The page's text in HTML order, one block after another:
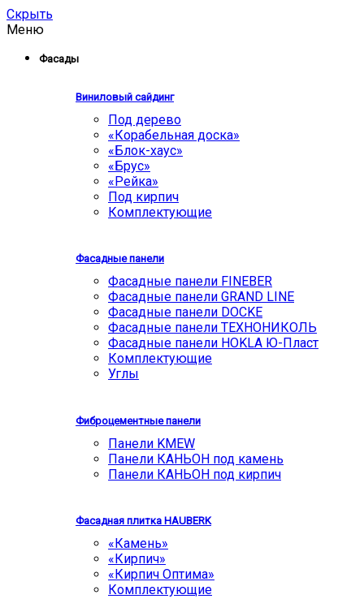
Скрыть
Меню
Фасады
Виниловый сайдинг
Под дерево
«Корабельная доска»
«Блок-хаус»
«Брус»
«Рейка»
Под кирпич
Комплектующие
Фасадные панели
Фасадные панели FINEBER
Фасадные панели GRAND LINE
Фасадные панели DOCKE
Фасадные панели ТЕХНОНИКОЛЬ
Фасадные панели HOKLA Ю-Пласт
Комплектующие
Углы
Фиброцементные панели
Панели KMEW
Панели КАНЬОН под камень
Панели КАНЬОН под кирпич
Фасадная плитка HAUBERK
«Камень»
«Кирпич»
«Кирпич Оптима»
Комплектующие